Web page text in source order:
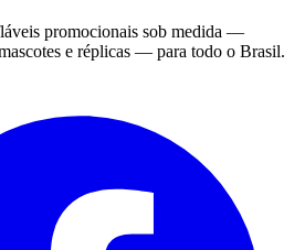
promocionais sob medida —
e réplicas — para todo o Brasil.